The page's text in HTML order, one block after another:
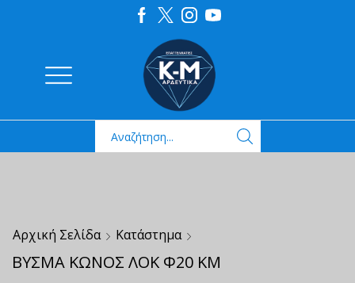
Αρχική Σελίδα Κατάστημα
ΒΥΣΜΑ ΚΩΝΟΣ ΛΟΚ Φ20 ΚΜ